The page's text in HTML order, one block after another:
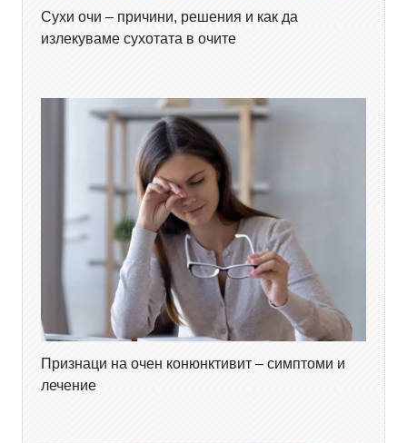
Сухи очи – причини, решения и как да
излекуваме сухотата в очите
Признаци на очен конюнктивит – симптоми и
лечение